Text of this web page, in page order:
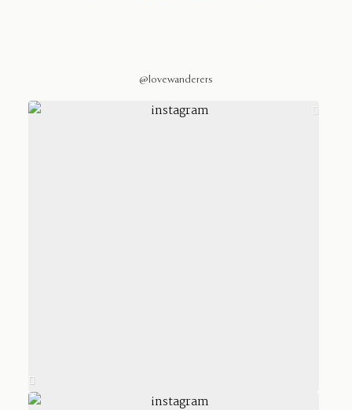
@lovewanderers